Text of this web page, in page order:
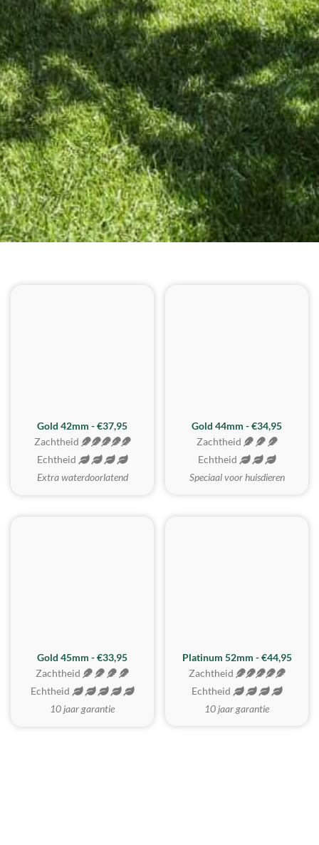
ZACHTSTE
Gold 42mm - €37,95
Zachtheid
Echtheid
Extra waterdoorlatend
Gold 44mm - €34,95
Zachtheid
Echtheid
Speciaal voor huisdieren
REALISTISCH
Gold 45mm - €33,95
Zachtheid
Echtheid
10 jaar garantie
ZACHTSTE
Platinum 52mm - €44,95
Zachtheid
Echtheid
10 jaar garantie